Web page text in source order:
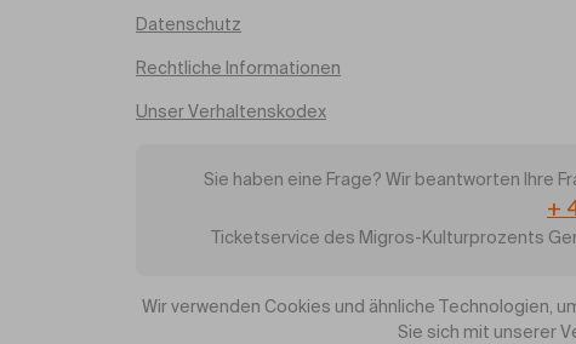
Datenschutz
Rechtliche Informationen
Unser Verhaltenskodex
Sie haben eine Frage? Wir beantworten Ihre
+
Ticketservice des Migros-Kulturprozents
Wir verwenden Cookies und ähnliche Technologien,
Sie sich mit unserer